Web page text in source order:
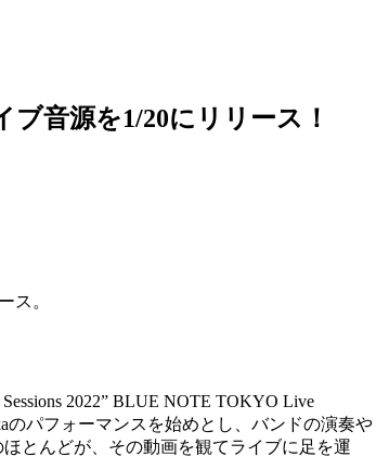
ブ音源を1/20にリリース！
ス。
2022” BLUE NOTE TOKYO Live
のパフォーマンスを始めとし、バンドの演奏や
とんどが、その動画を観てライブに足を運